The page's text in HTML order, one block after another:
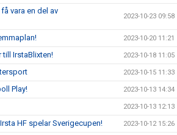
vara en del av
2023-10-23 09:58
2023-10-20 11:21
IrstaBlixten! 2023-10-18 11:05
2023-10-15 11:33
Play! 2023-10-13 14:34
2023-10-13 12:13
HF spelar Sverigecupen! 2023-10-12 15:26